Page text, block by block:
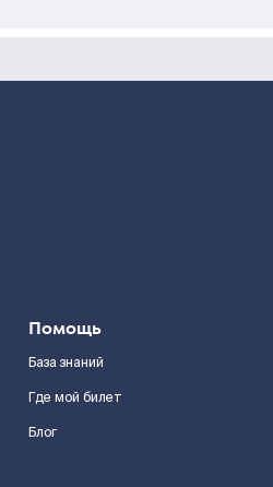
Помощь
База знаний
Где мой билет
Блог